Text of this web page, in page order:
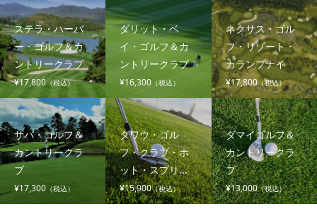
ステラ・ハーバ
ー・ゴルフ＆カ
ントリークラブ
¥17,800（税込）
ダリット・ベ
イ・ゴルフ＆カ
ントリークラブ
¥16,300 （税込）
ネクサス・ゴル
フ・リゾート・
カランブナイ
¥17,800（税込）
サバ・ゴルフ＆
カントリークラ
ブ
¥17,300 （税込）
タワウ・ゴル
フ・クラブ・ホ
ット・スプリ...
¥15,900（税込）
ダマイゴルフ＆
カントリークラ
ブ
¥13,000（税込）